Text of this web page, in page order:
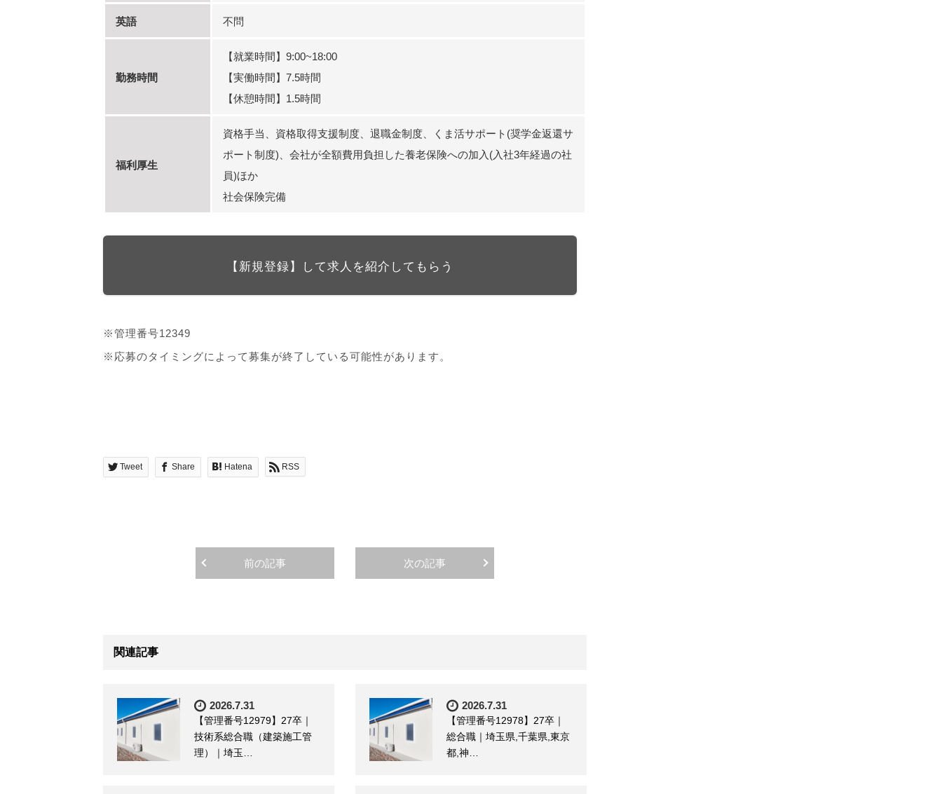
英語 不問
勤務時間
【就業時間】9:00~18:00
【実働時間】7.5時間
【休憩時間】1.5時間
福利厚生
資格手当、資格取得支援制度、退職金制度、くま活サポート(奨学金返還サ
ポート制度)、会社が全額費用負担した養老保険への加入(入社3年経過の社
員)ほか
社会保険完備
【新規登録】して求人を紹介してもらう
※管理番号12349
※応募のタイミングによって募集が終了している可能性があります。
Tweet Share Hatena RSS
前の記事 次の記事
関連記事
2026.7.31
【管理番号12979】27卒｜
技術系総合職（建築施工管
理）｜埼玉…
2026.7.31
【管理番号12978】27卒｜
総合職｜埼玉県,千葉県,東京
都,神…